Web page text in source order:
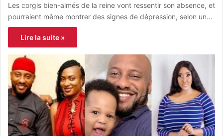
Les corgis bien-aimés de la reine vont ressentir son absence, et
pourraient même montrer des signes de dépression, selon un…
Lire la suite »